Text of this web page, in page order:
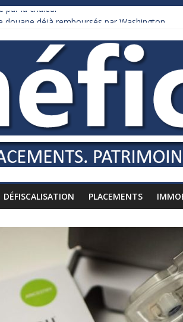
la chaleur
sur l’impôt
presque rien
DÉFISCALISATION PLACEMENTS